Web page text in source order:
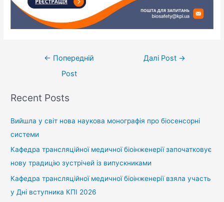
← Попередній
Post
Далі Post →
Recent Posts
Вийшла у світ нова наукова монографія про біосенсорні
системи
Кафедра трансляційної медичної біоінженерії започатковує
нову традицію зустрічей із випускниками
Кафедра трансляційної медичної біоінженерії взяла участь
у Дні вступника КПІ 2026